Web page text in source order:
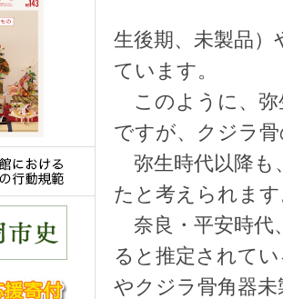
生後期、未製品）
ています。
このように、弥
ですが、クジラ
弥生時代以降も
たと考え
奈良・平安時代
ると推定されて
やクジラ骨角器